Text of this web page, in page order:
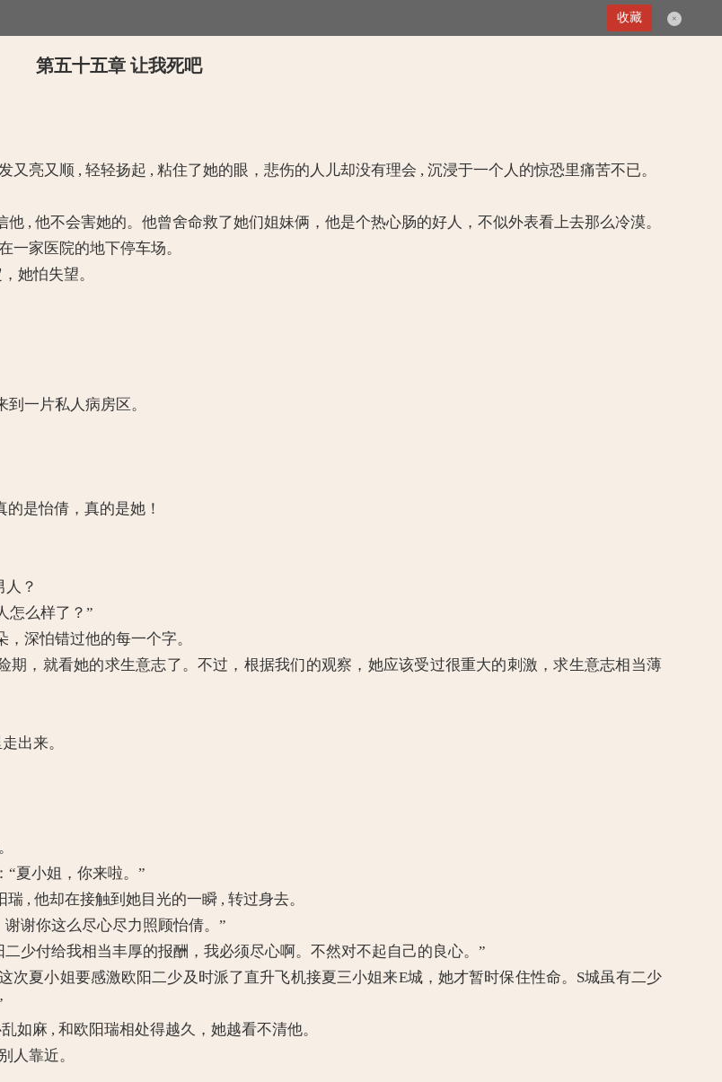
第五十五章 让我死吧
第五十五章 让我死吧
又顺 , 轻轻扬起 , 粘住了她的眼，悲伤的人儿却没有理会 , 沉浸于一个人的惊恐里痛苦不已。
, 他不会害她的。他曾舍命救了她们姐妹俩，他是个热心肠的好人，不似外表看上去那么冷漠。
家医院的地下停车场。
她怕失望。
一片私人病房区。
是怡倩，真的是她！
？
么样了？”
深怕错过他的每一个字。
，就看她的求生意志了。不过，根据我们的观察，她应该受过很重大的刺激，求生意志相当薄
出来。
夏小姐，你来啦。”
, 他却在接触到她目光的一瞬 , 转过身去。
谢你这么尽心尽力照顾怡倩。”
付给我相当丰厚的报酬，我必须尽心啊。不然对不起自己的良心。”
夏小姐要感激欧阳二少及时派了直升飞机接夏三小姐来E城，她才暂时保住性命。S城虽有二少
麻 , 和欧阳瑞相处得越久，她越看不清他。
靠近。
×
收藏